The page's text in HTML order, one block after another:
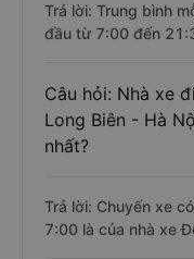
Trả lời: Trung bình
đầu từ 7:00 đến
Câu hỏi: Nhà xe
Long Biên - Hà
nhất?
Trả lời: Chuyến xe
7:00 là của nhà xe